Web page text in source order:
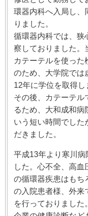
環器内科へ入局し、
りました。
循環器内科では、狭
察しておりました。
カテーテルを使った
のため、大学院では
12年に学位を取得し
その後、カテーテル
るため、大和成和病
いう短い時間でした
だきました。
平成13年より寒川病
した。心不全、高
の循環器疾患はもち
の入院患者様、外来
を行っておりました